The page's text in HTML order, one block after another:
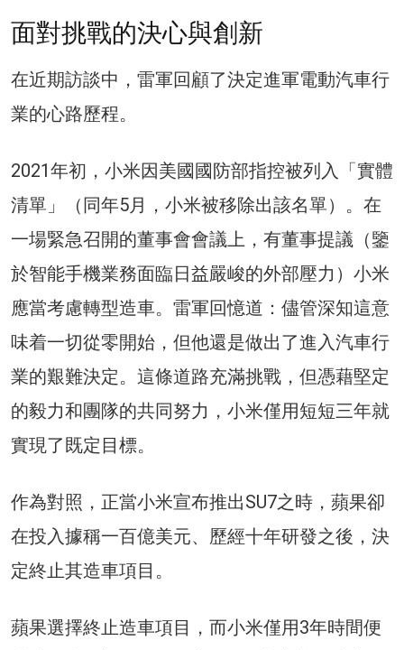
面對挑戰的決心與創新
在近期訪談中，雷軍回顧了決定進軍電動汽車行
業的心路歷程。
2021年初，小米因美國國防部指控被列入「實體
清單」（同年5月，小米被移除出該名單）。在
一場緊急召開的董事會會議上，有董事提議（鑒
於智能手機業務面臨日益嚴峻的外部壓力）小米
應當考慮轉型造車。雷軍回憶道：儘管深知這意
味着一切從零開始，但他還是做出了進入汽車行
業的艱難決定。這條道路充滿挑戰，但憑藉堅定
的毅力和團隊的共同努力，小米僅用短短三年就
實現了既定目標。
作為對照，正當小米宣布推出SU7之時，蘋果卻
在投入據稱一百億美元、歷經十年研發之後，決
定終止其造車項目。
蘋果選擇終止造車項目，而小米僅用3年時間便